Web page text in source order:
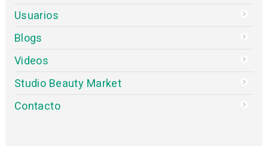
Usuarios
Blogs
Videos
Studio Beauty Market
Contacto